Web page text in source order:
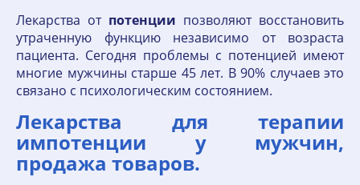
Лекарства от потенции позволяют восстановить
утраченную функцию независимо от возраста
пациента. Сегодня проблемы с потенцией имеют
многие мужчины старше 45 лет. В 90% случаев это
связано с психологическим состоянием.
Лекарства для терапии
импотенции у мужчин,
продажа товаров.